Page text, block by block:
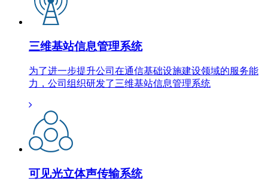
三维基站信息管理系统
为了进一步提升公司在通信基础设施建设领域的服务能
力，公司组织研发了三维基站信息管理系统
可见光立体声传输系统